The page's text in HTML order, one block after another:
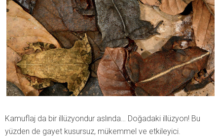
Kamuflaj da bir illüzyondur aslında… Doğadaki illüzyon! Bu
yüzden de gayet kusursuz, mükemmel ve etkileyici.